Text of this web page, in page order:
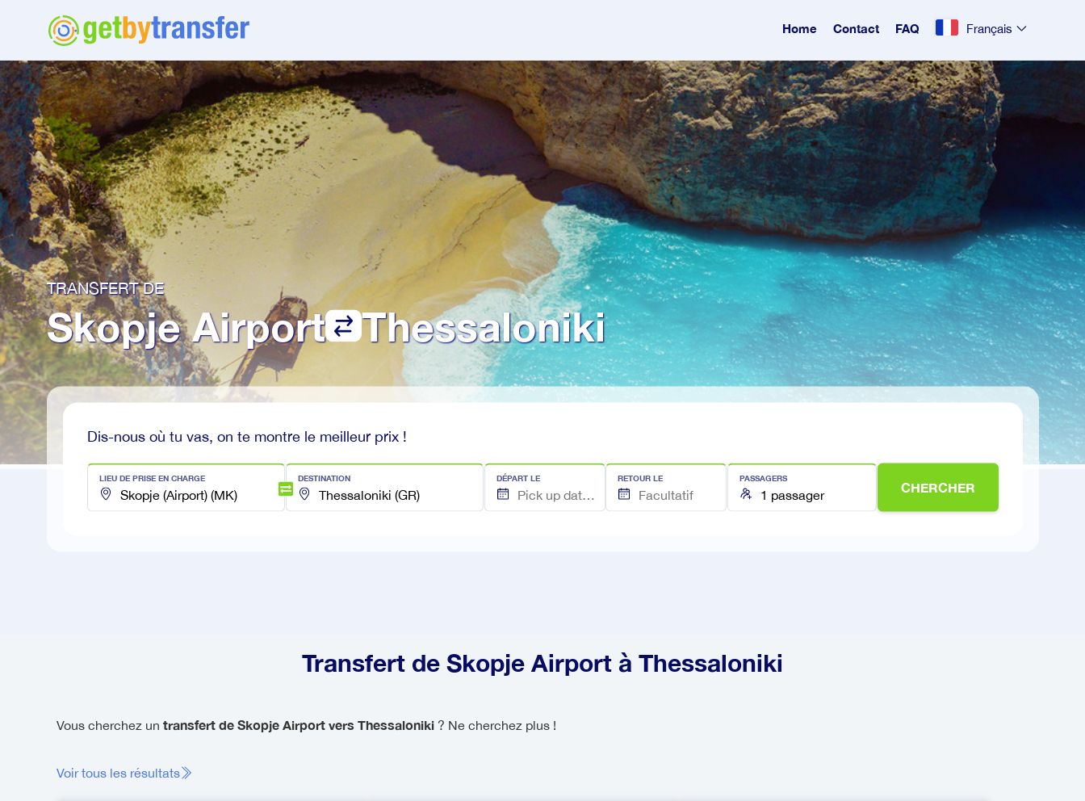
Home Contact FAQ Français
TRANSFERT DE
Skopje Airport Thessaloniki
Dis-nous où tu vas, on te montre le meilleur prix !
LIEU DE PRISE EN CHARGE DESTINATION DÉPART LE RETOUR LE PASSAGERS
CHERCHER
Transfert de Skopje Airport à Thessaloniki
Vous cherchez un transfert de Skopje Airport vers Thessaloniki ? Ne cherchez plus !
Voir tous les résultats